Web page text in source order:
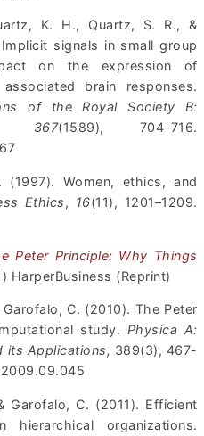
K. H., Quartz, S. R., &
signals in small group
on the expression of
brain responses.
of the Royal Society B:
367(1589), 704-716.
(1997). Women, ethics, and
Ethics, 16(11), 1201–1209.
Peter Principle: Why Things
HarperBusiness (Reprint)
C. (2010). The Peter
study. Physica A:
its Applications, 389(3), 467-
Garofalo, C. (2011). Efficient
hierarchical organizations.